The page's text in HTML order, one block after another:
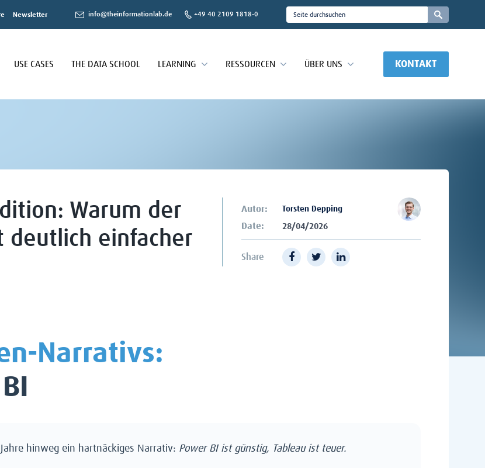
Newsletter info@theinformationlab.de +49 40 2109 1818-0
USE CASES THE DATA SCHOOL LEARNING RESSOURCEN ÜBER UNS KONTAKT
Warum der
deutlich einfacher
Autor: Torsten Depping
Date: 28/04/2026
Share
Narrativs:
hinweg ein hartnäckiges Narrativ: Power BI ist günstig, Tableau ist teuer.